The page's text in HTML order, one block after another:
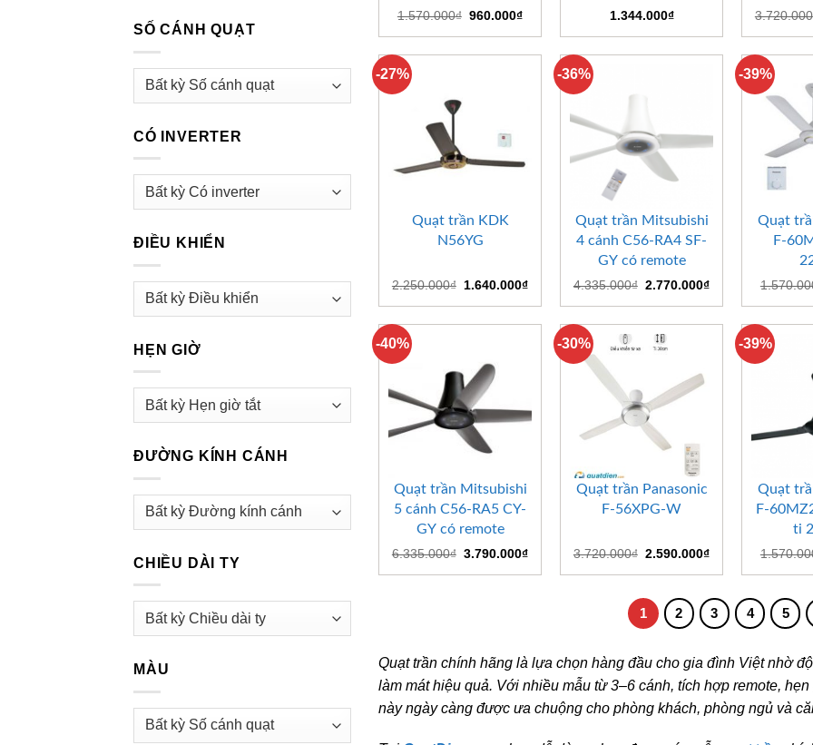
SỐ CÁNH QUẠT
CÓ INVERTER
ĐIỀU KHIỂN
HẸN GIỜ
ĐƯỜNG KÍNH CÁNH
CHIỀU DÀI TY
MÀU
1.570.000₫ Giá
là:
1.570.000₫.
960.000₫Giá
tại
là:
960.000₫.
1.344.000₫ 3.720.000
-27%
Quạt trần KDK
N56YG
2.250.000₫ Giá
là:
2.250.000₫.
1.640.000₫Giá
tại
là:
1.640.000₫.
-36%
Quạt trần Mitsubishi
4 cánh C56-RA4 SF-
GY có remote
4.335.000₫ Giá
là:
4.335.000₫.
2.770.000₫Giá
tại
là:
2.770.000₫.
-39%
+
Quạt
F-
-40%
Quạt trần Mitsubishi
5 cánh C56-RA5 CY-
GY có remote
6.335.000₫ Giá
là:
3.790.000₫Giá
tại
-30%
Quạt trần Panasonic
F-56XPG-W
3.720.000₫ Giá
là:
2.590.000₫Giá
tại
2.590.000₫.
-39%
Quạt
F-
ti
1 2 3 4 5
Quạt trần chính hãng là lựa chọn hàng đầu cho gia đình Việt nhờ
làm mát hiệu quả. Với nhiều mẫu từ 3–6 cánh, tích hợp remote,
này ngày càng được ưa chuộng cho phòng khách, phòng ngủ và